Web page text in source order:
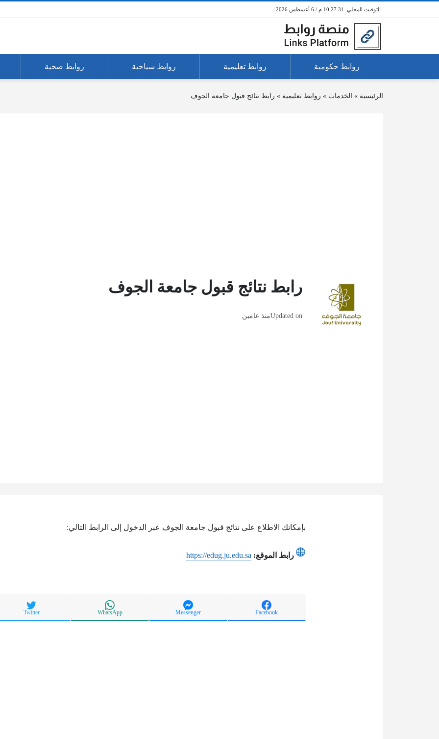
10:27:31 م / 6 أغسطس 2026
روابط حكومية روابط تعليمية روابط سياحية روابط صحية
الرئيسية » الخدمات » روابط تعليمية » رابط نتائج قبول جامعة الجوف
رابط نتائج قبول جامعة الجوف
Updated onمنذ عامين
بإمكانك الاطلاع على نتائج قبول جامعة الجوف عبر الدخول إلى الرابط التالي:
رابط الموقع: https://edug.ju.edu.sa
Facebook
Messenger
WhatsApp
Twitter